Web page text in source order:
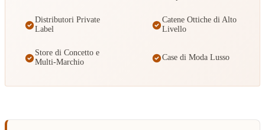
Distributori Private
Label
Catene Ottiche di Alto
Livello
Store di Concetto e
Multi-Marchio
Case di Moda Lusso